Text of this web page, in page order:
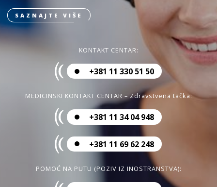
SAZNAJTE VIŠE
KONTAKT CENTAR:
+381 11 330 51 50
MEDICINSKI KONTAKT CENTAR – Zdravstvena tačka:
+381 11 34 04 948
+381 11 69 62 248
POMOĆ NA PUTU (POZIV IZ INOSTRANSTVA):